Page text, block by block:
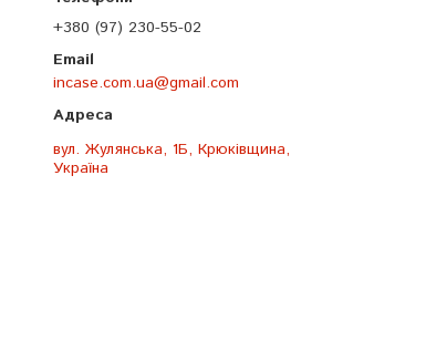
+380 (97) 230-55-02
incase.com.ua@gmail.com
вул. Жулянська, 1Б, Крюківщина,
Україна